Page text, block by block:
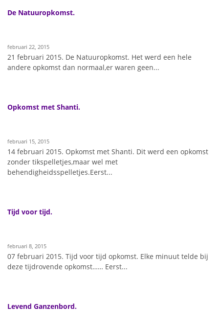
De Natuuropkomst.
februari 22, 2015
21 februari 2015. De Natuuropkomst. Het werd een hele
andere opkomst dan normaal,er waren geen...
Opkomst met Shanti.
februari 15, 2015
14 februari 2015. Opkomst met Shanti. Dit werd een opkomst
zonder tikspelletjes,maar wel met
behendigheidsspelletjes.Eerst...
Tijd voor tijd.
februari 8, 2015
07 februari 2015. Tijd voor tijd opkomst. Elke minuut telde bij
deze tijdrovende opkomst…… Eerst...
Levend Ganzenbord.